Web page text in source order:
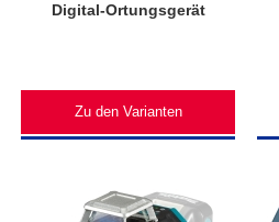
Digital-Ortungsgerät
Zu den Varianten